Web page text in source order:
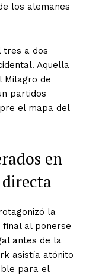
los alemanes
tres a dos
Aquella
Milagro de
partidos
el mapa del
en
la
al ponerse
antes de la
asistía atónito
para el